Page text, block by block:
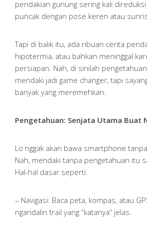
pendakian gunung sering kali
puncak dengan pose keren atau
Tapi di balik itu, ada ribuan cerita
hipotermia, atau bahkan meninggal
persiapan. Nah, di sinilah
mendaki jadi game changer, tapi
banyak yang meremehkan.
Pengetahuan: Senjata Utama Buat
Lo nggak akan bawa smartphone
Nah, mendaki tanpa pengetahuan itu
Hal-hal dasar seperti:
– Navigasi: Baca peta, kompas, atau
ngandalin trail yang “katanya” jelas.